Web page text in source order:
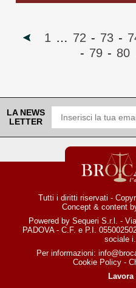
1 … 72 - 73 -
- 79 - 80
LA NEWS
LETTER
Tutti i diritti riservati -
Concept & content
Powered by Sequeri S.r.l. -
PADOVA - C.F. e P.I.
sociale
Per informazioni:
Cookie Policy -